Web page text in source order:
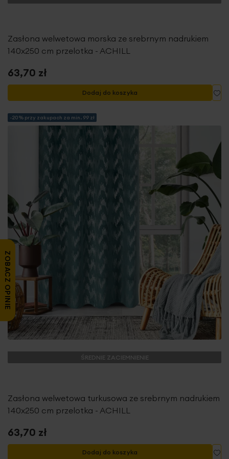
Zasłona welwetowa morska ze srebrnym nadrukiem
140x250 cm przelotka - ACHILL
63,70 zł
Dodaj do koszyka
-20% przy zakupach za min. 99 zł
ŚREDNIE ZACIEMNIENIE
Zasłona welwetowa turkusowa ze srebrnym nadrukiem
140x250 cm przelotka - ACHILL
63,70 zł
Dodaj do koszyka
ZOBACZ OPINIE